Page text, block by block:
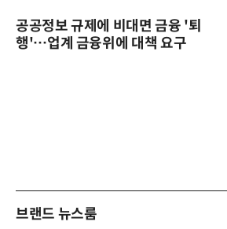
공공정보 규제에 비대면 금융 '퇴
행'…업계 금융위에 대책 요구
브랜드 뉴스룸